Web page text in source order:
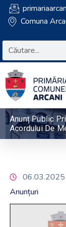
Comuna
Anunț Public
Acordului De
06.03.2025
Anunțuri